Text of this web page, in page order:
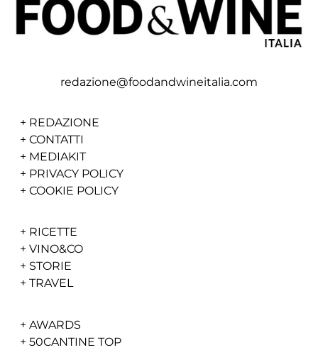
redazione@foodandwineitalia.com
+ REDAZIONE
+ CONTATTI
+ MEDIAKIT
+ PRIVACY POLICY
+ COOKIE POLICY
+ RICETTE
+ VINO&CO
+ STORIE
+ TRAVEL
+ AWARDS
+ 50CANTINE TOP